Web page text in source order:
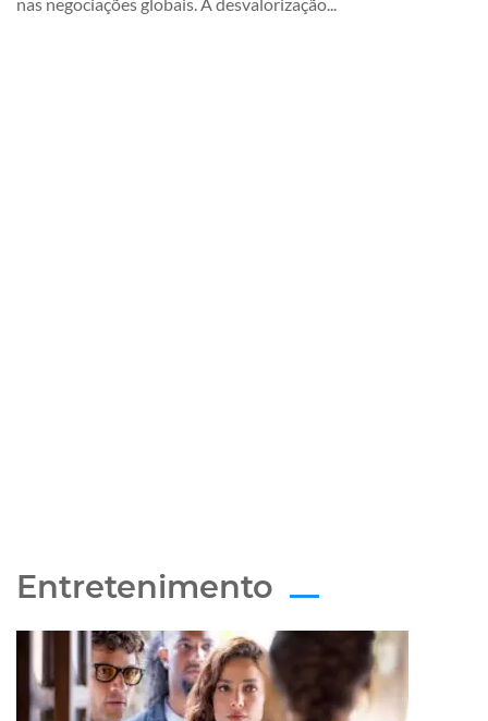
Entretenimento